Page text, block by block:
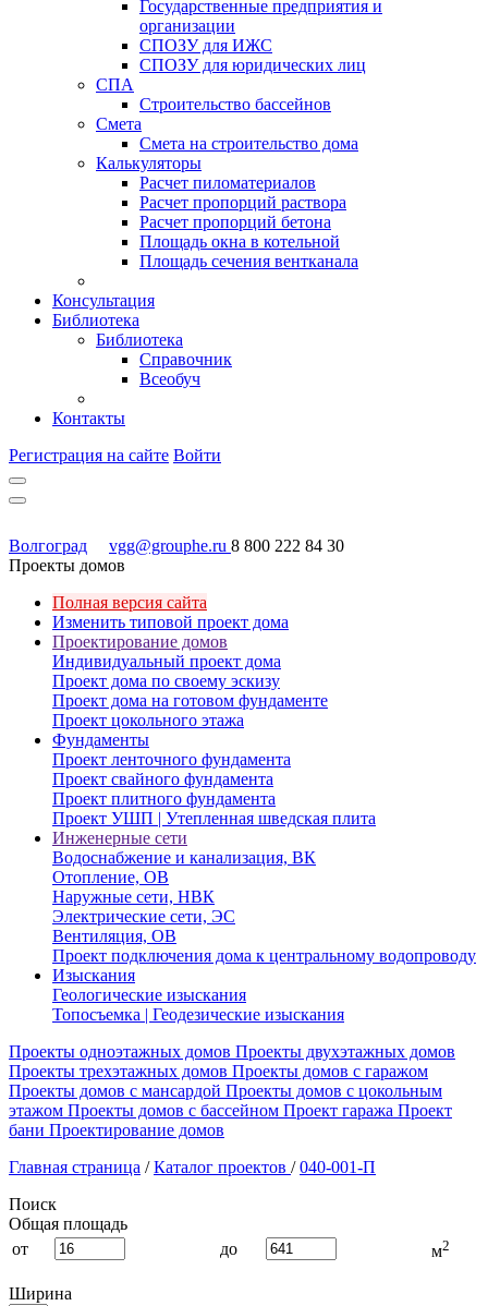
Государственные предприятия и
организации
СПОЗУ для ИЖС
СПОЗУ для юридических лиц
СПА
Строительство бассейнов
Смета
Смета на строительство дома
Калькуляторы
Расчет пиломатериалов
Расчет пропорций раствора
Расчет пропорций бетона
Площадь окна в котельной
Площадь сечения вентканала
Консультация
Библиотека
Библиотека
Справочник
Всеобуч
Контакты
Регистрация на сайте Войти
Волгоград vgg@grouphe.ru 8 800 222 84 30
Проекты домов
Полная версия сайта
Изменить типовой проект дома
Проектирование домов
Индивидуальный проект дома
Проект дома по своему эскизу
Проект дома на готовом фундаменте
Проект цокольного этажа
Фундаменты
Проект ленточного фундамента
Проект свайного фундамента
Проект плитного фундамента
Проект УШП | Утепленная шведская плита
Инженерные сети
Водоснабжение и канализация, ВК
Отопление, ОВ
Наружные сети, НВК
Электрические сети, ЭС
Вентиляция, ОВ
Проект подключения дома к центральному водопроводу
Изыскания
Геологические изыскания
Топосъемка | Геодезические изыскания
Проекты одноэтажных домов Проекты двухэтажных домов
Проекты трехэтажных домов Проекты домов с гаражом
Проекты домов с мансардой Проекты домов с цокольным
этажом Проекты домов с бассейном Проект гаража Проект
бани Проектирование домов
Главная страница / Каталог проектов / 040-001-П
Поиск
Общая площадь
от
до м2
Ширина